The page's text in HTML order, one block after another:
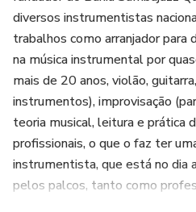
capacidades musicais e
oculto na escala menor
desbrave novos horizontes
diversos instrumentistas
trabalhos como arranjador para
na música instrumental por
mais de 20 anos, violão,
instrumentos), improvisação
teoria musical, leitura e prática
profissionais, o que o faz ter
instrumentista, que está no dia
pelos palcos, tanto como